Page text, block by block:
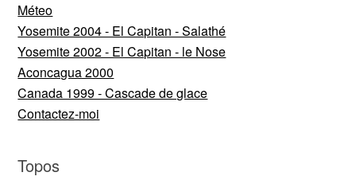
Méteo
Yosemite 2004 - El Capitan - Salathé
Yosemite 2002 - El Capitan - le Nose
Aconcagua 2000
Canada 1999 - Cascade de glace
Contactez-moi
Topos